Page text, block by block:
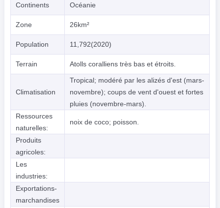
Continents Océanie
Zone 26km²
Population 11,792(2020)
Terrain Atolls coralliens très bas et étroits.
Climatisation
Tropical; modéré par les alizés d'est (mars-
novembre); coups de vent d'ouest et fortes
pluies (novembre-mars).
Ressources
naturelles:
noix de coco; poisson.
Produits
agricoles:
Les
industries:
Exportations-
marchandises